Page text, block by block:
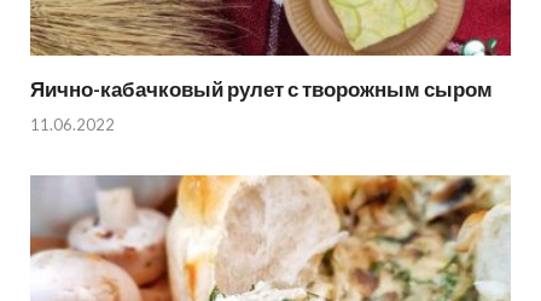
Яично-кабачковый рулет с творожным сыром
11.06.2022